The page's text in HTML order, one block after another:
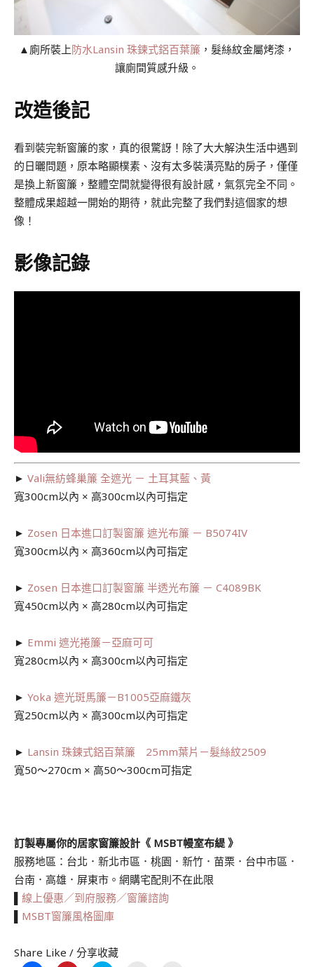
▲廁所裝上防水Lansin 珠鍊式鋁百葉簾 ，髮絲紋金屬烤漆，
讓廁間質感升級。
改造後記
看到裝完新窗簾的家，真的很驚訝！除了大大解決生活中遇到
的日曬問題，原本略顯樸素、沒有太多裝潢亮點的房子，僅僅
是換上新窗簾，整體空間就變得很有設計感，氣氛完全不同。
整體成果超越一開始的期待，就此完整了我們對這個家的想
像！
影像記錄
► Vali無紡蜂巢簾 全遮光 － 土耳其藍、黃
寬300cm以內 × 高300cm以內可指定
► Zosen 日本進口訂製窗簾 遮光布簾 － B5074IV
寬300cm以內 × 高360cm以內可指定
► Zosen 日本進口訂製窗簾 半透光布簾 － C4089BK
寬450cm以內 × 高280cm以內可指定
► Emmi 遮光捲簾－亞麻可可
寬280cm以內 × 高300cm以內可指定
► Yoka 遮光斑馬簾－B1005亞麻鐵灰
寬250cm以內 × 高300cm以內可指定
► Lansin 珠鍊式鋁百葉簾 25mm葉片－髮絲紋2509
寬50～270cm × 高50～300cm可指定
訂製專屬你的居家窗簾設計《 MSBT幔室布緹 》
服務地區：台北．新北市區．桃園．新竹．苗栗．台中市區．
台南．高雄．屏東市。網購宅配則不在此限
線上優惠／到府服務／窗簾諮詢
MSBT窗簾風格圖庫
Share Like / 分享收藏